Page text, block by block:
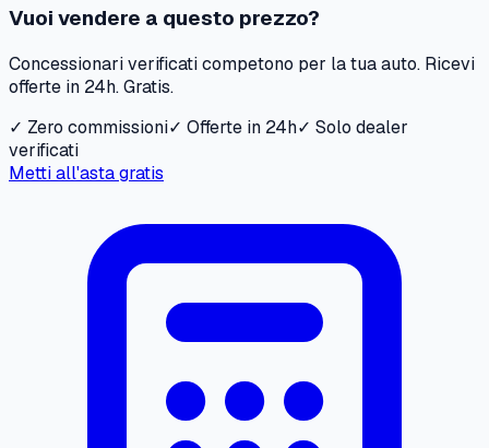
Vuoi vendere a questo prezzo?
Concessionari verificati competono per la tua auto. Ricevi
offerte in 24h. Gratis.
✓ Zero commissioni✓ Offerte in 24h✓ Solo dealer
verificati
Metti all'asta gratis